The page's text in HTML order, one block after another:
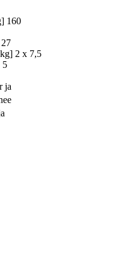
160
27
2 x 7,5
5
ja